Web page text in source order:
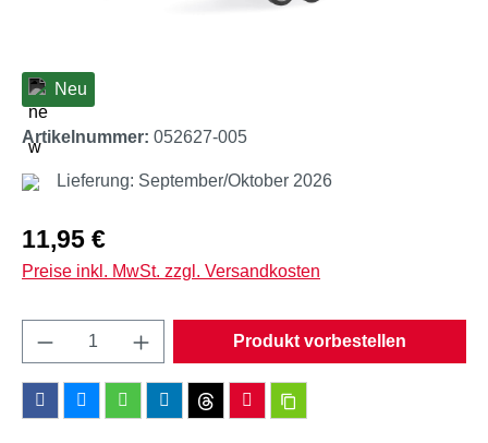
Neu
Artikelnummer: 052627-005
Lieferung: September/Oktober 2026
Regulärer Preis:
11,95 €
Preise inkl. MwSt. zzgl. Versandkosten
Produkt Anzahl: Gib den gewünschten
Produkt vorbestellen